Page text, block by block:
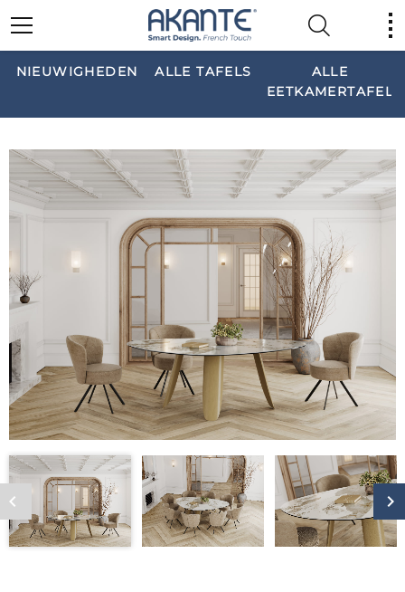
NIEUWIGHEDEN ALLE TAFELS
ALLE
EETKAMERTAFELS